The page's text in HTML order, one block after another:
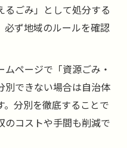
ごみ」として処分する
必ず地域のルールを確認
ページで「資源ごみ・
別できない場合は自治体
分別を徹底することで
のコストや手間も削減で